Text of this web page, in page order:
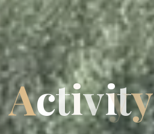
Activity